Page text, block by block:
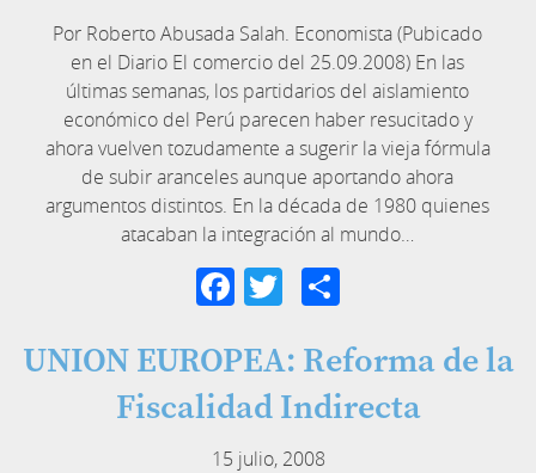
Por Roberto Abusada Salah. Economista (Pubicado
en el Diario El comercio del 25.09.2008) En las
últimas semanas, los partidarios del aislamiento
económico del Perú parecen haber resucitado y
ahora vuelven tozudamente a sugerir la vieja fórmula
de subir aranceles aunque aportando ahora
argumentos distintos. En la década de 1980 quienes
atacaban la integración al mundo…
Facebook
TwitterCompartir
UNION EUROPEA: Reforma de la
Fiscalidad Indirecta
15 julio, 2008